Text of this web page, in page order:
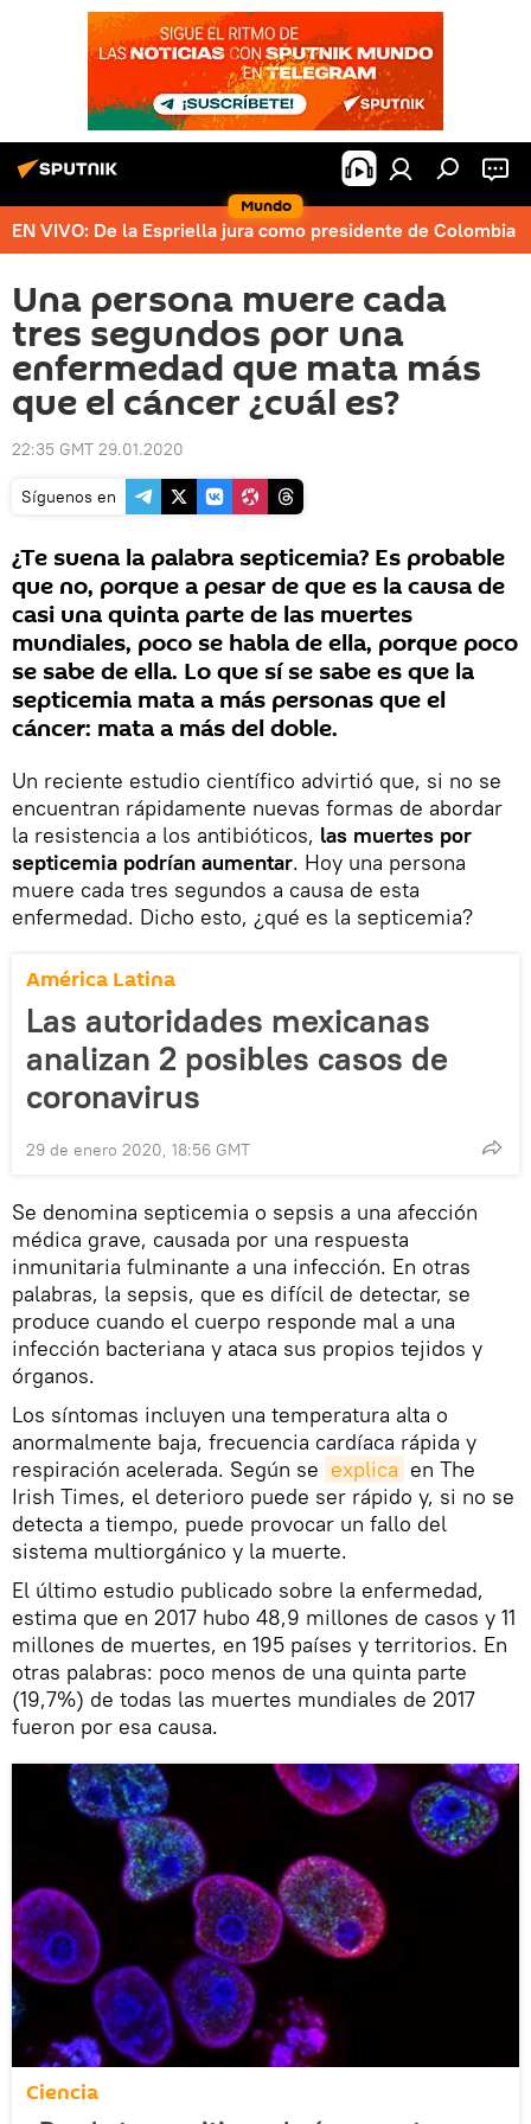
Mundo
EN VIVO: De la Espriella jura como presidente de Colombia
Una persona muere cada
tres segundos por una
enfermedad que mata más
que el cáncer ¿cuál es?
22:35 GMT 29.01.2020
Síguenos en
¿Te suena la palabra septicemia? Es probable
que no, porque a pesar de que es la causa de
casi una quinta parte de las muertes
mundiales, poco se habla de ella, porque poco
se sabe de ella. Lo que sí se sabe es que la
septicemia mata a más personas que el
cáncer: mata a más del doble.
Un reciente estudio científico advirtió que, si no se
encuentran rápidamente nuevas formas de abordar
la resistencia a los antibióticos, las muertes por
septicemia podrían aumentar. Hoy una persona
muere cada tres segundos a causa de esta
enfermedad. Dicho esto, ¿qué es la septicemia?
América Latina
Las autoridades mexicanas
analizan 2 posibles casos de
coronavirus
29 de enero 2020, 18:56 GMT
Se denomina septicemia o sepsis a una afección
médica grave, causada por una respuesta
inmunitaria fulminante a una infección. En otras
palabras, la sepsis, que es difícil de detectar, se
produce cuando el cuerpo responde mal a una
infección bacteriana y ataca sus propios tejidos y
órganos.
Los síntomas incluyen una temperatura alta o
anormalmente baja, frecuencia cardíaca rápida y
respiración acelerada. Según se explica en The
Irish Times, el deterioro puede ser rápido y, si no se
detecta a tiempo, puede provocar un fallo del
sistema multiorgánico y la muerte.
El último estudio publicado sobre la enfermedad,
estima que en 2017 hubo 48,9 millones de casos y 11
millones de muertes, en 195 países y territorios. En
otras palabras: poco menos de una quinta parte
(19,7%) de todas las muertes mundiales de 2017
fueron por esa causa.
Ciencia